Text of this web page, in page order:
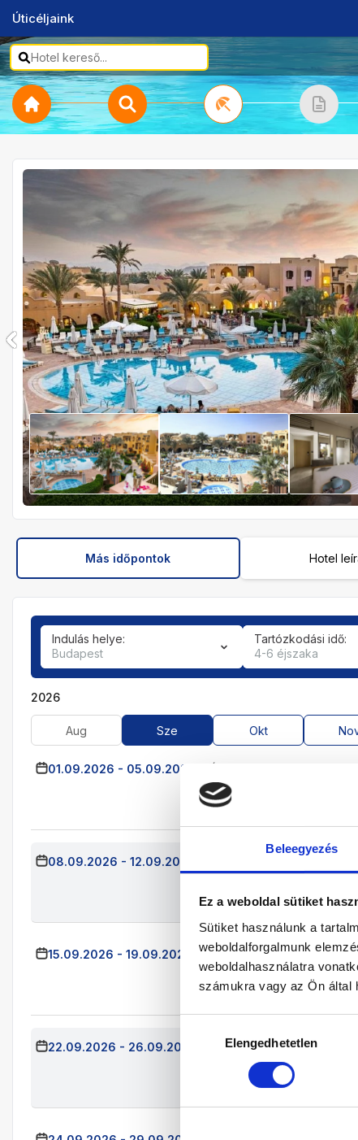
Beleegyezés
Ez a weboldal sütiket
Sütiket használunk a
weboldalforgalmunk
weboldalhasználatra
számukra vagy az Ön által
kiválasztásaElengedhetetlen
Úticéljaink
Más időpontok Hotel
Indulás helye:
Budapest
Tartózkodási idő:
4-6 éjszaka
2026
Aug Sze Okt
01.09.2026 - 05.09.2026
08.09.2026 - 12.09.2026
All Inclusive
15.09.2026 - 19.09.2026 (4 Éjszaka)
Kétágyas
All Inclusive
22.09.2026 - 26.09.2026 (4 Éjszaka) Budapest
Kétágyas
All Inclusive